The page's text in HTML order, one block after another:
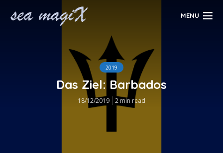
MENU
2019
Das Ziel: Barbados
18/12/2019 2 min read